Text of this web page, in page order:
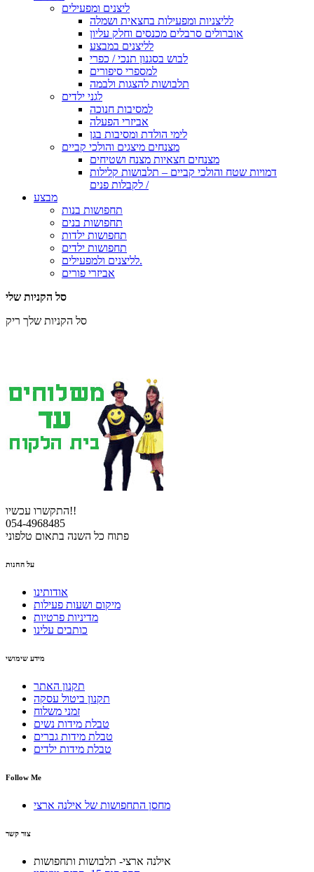
ליצנים ומפעילים
לליצניות ומפעילות בחצאית ושמלה
אוברולים סרבלים מכנסים וחלק עליון
לליצנים במבצע
לבוש בסגנון תנכי / כפרי
למספרי סיפורים
תלבושות להצגות ולבמה
לגני ילדים
למסיבות חנוכה
אביזרי הפעלה
לימי הולדת ומסיבות בגן
מצנחים מיצגים והולכי קביים
מצנחים חצאיות מצנח ושטיחים
דמויות שטח והולכי קביים – תלבושות קלילות
לקבלות פנים /
מבצע
תחפושות בנות
תחפושות בנים
תחפושות ילדות
תחפושות ילדים
לליצנים ולמפעילים.
אביזרי פורים
סל הקניות שלי
סל הקניות שלך ריק
התקשרו עכשיו!!
054-4968485
פתוח כל השנה בתאום טלפוני
על החנות
אודותינו
מיקום ושעות פעילות
מדיניות פרטיות
כותבים עלינו
מידע שימושי
תקנון האתר
תקנון ביטול עסקה
זמני משלוח
טבלת מידות נשים
טבלת מידות גברים
טבלת מידות ילדים
Follow Me
מחסן התחפושות של אילנה ארצי
צור קשר
אילנה ארצי- תלבושות ותחפושות